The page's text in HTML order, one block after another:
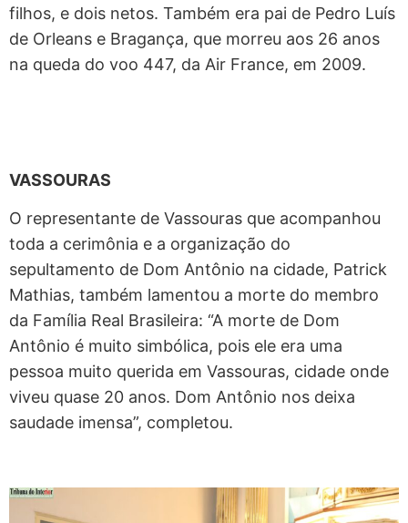
filhos, e dois netos. Também era pai de Pedro Luís
de Orleans e Bragança, que morreu aos 26 anos
na queda do voo 447, da Air France, em 2009.
VASSOURAS
O representante de Vassouras que acompanhou
toda a cerimônia e a organização do
sepultamento de Dom Antônio na cidade, Patrick
Mathias, também lamentou a morte do membro
da Família Real Brasileira: “A morte de Dom
Antônio é muito simbólica, pois ele era uma
pessoa muito querida em Vassouras, cidade onde
viveu quase 20 anos. Dom Antônio nos deixa
saudade imensa”, completou.